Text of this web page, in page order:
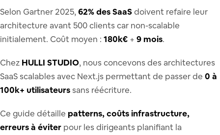
Selon Gartner 2025,62% des SaaSdoivent refaire leur
architecture avant 500 clients car non-scalable
initialement. Coût moyen : 180k€ + 9 mois.
Chez HULLI STUDIO, nous concevons des architectures
SaaS scalables avec Next.js permettant de passer de 0 à
100k+ utilisateurs sans réécriture.
Ce guide détaille patterns, coûts infrastructure,
erreurs à éviter pour les dirigeants planifiant la